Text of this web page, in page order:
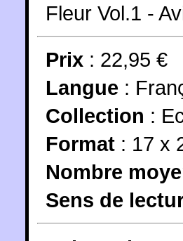
Fleur Vol.1 -
Prix : 22,95 €
Langue :
Collection :
Format : 17 x
Nombre
Sens de